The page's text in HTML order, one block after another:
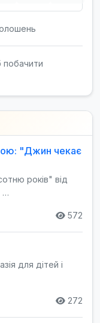
побачити
"Джин чекає
років" від
…
572
для дітей і
272